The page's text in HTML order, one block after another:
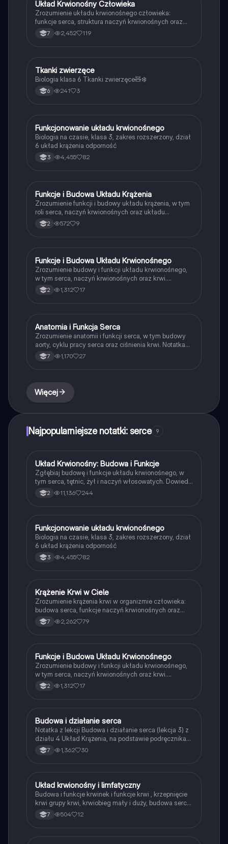
Biologia
Układ Krwionośny Człowieka
Zrozumienie układu krwionośnego człowieka:
funkcje serca, struktura naczyń krwionośnych oraz
proces krążenia krwi. Dowiedz się, jak krew
transportuje tlen do narządów i jak działa krwiobieg.
7 2,452 119
Biologia
Tkanki zwierzęce
Biologia klasa 6 Tkanki zwierzęce🧸❄️
6 241 3
Biologia
Funkcjonowanie układu krwionośnego
Biologia na czasie, klasa 3, zakres rozszerzony, dział
6 układ krążenia odporność
3 4,455 82
Biologia
Funkcje i Budowa Układu Krążenia
Zrozumienie funkcji i budowy układu krążenia, w tym
roli serca, naczyń krwionośnych oraz układu
limfatycznego. Notatka zawiera kluczowe informacje
o krwi, jej składzie oraz procesach takich jak
podsumowanie.
2 572 9
Biologia
Funkcje i Budowa Układu Krwionośnego
Zrozumienie budowy i funkcji układu krwionośnego,
w tym serca, naczyń krwionośnych oraz krwi.
Dowiedz się o procesie krzepnięcia, roli leukocytów w
obronie organizmu oraz mechanizmach transportu
2 1,312 17
Biologia
Anatomia i Funkcja Serca
Zrozumienie anatomii i funkcji serca, w tym budowy
aorty, cyklu pracy serca oraz ciśnienia krwi. Notatka
omawia kluczowe aspekty układu krążenia, w tym
rolę przedsionków, komór i naczyń krwionośnych.
7 1,170 27
Więcej
Najpopularniejsze notatki: serce 9
Biologia
Układ Krwionośny: Budowa i Funkcje
Zgłębiaj budowę i funkcje układu krwionośnego, w
tym serca, tętnic, żył i naczyń włosowatych. Dowiedz
się o cyklu pracy serca, ciśnieniu krwi oraz obiegach
krwi. Idealne dla uczniów biologii na poziomie
2 11,136 244
Biologia
Funkcjonowanie układu krwionośnego
Biologia na czasie, klasa 3, zakres rozszerzony, dział
6 układ krążenia odporność
3 4,455 82
Biologia
Krążenie Krwi w Ciele
Zrozumienie krążenia krwi w organizmie człowieka:
budowa serca, funkcje naczyń krwionośnych oraz
obiegi krwi (mały i duży). Dowiedz się, jak krew
transportuje tlen i substancje odżywcze do komórek.
7 2,262 79
Biologia
Funkcje i Budowa Układu Krwionośnego
Zrozumienie budowy i funkcji układu krwionośnego,
w tym serca, naczyń krwionośnych oraz krwi.
Dowiedz się o procesie krzepnięcia, roli leukocytów w
obronie organizmu oraz mechanizmach transportu
2 1,312 17
Biologia
Budowa i działanie serca
Notatka z lekcji Budowa i działanie serca (lekcja 3) z
działu 4 Układ Krążenia, na podstawie podręcznika
Puls Życia do klasy 7, wydawnictwo Nowa Era
7 1,362 30
Biologia
Układ krwionośny i limfatyczny
Budowa i funkcje krwinek i funkcje krwi , krzepnięcie
krwi grupy krwi, krwiobieg mały i duży, budowa serca
, higiena układu krwionośnego, krwotoki i krwawienia,
choroby układu krwionośnego, budowa i funkcje
7 504 12